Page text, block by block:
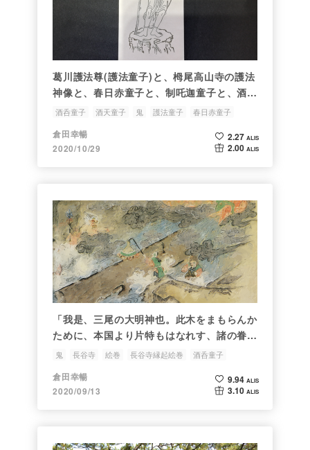
葛川護法尊(護法童子)と、栂尾高山寺の護法
神像と、春日赤童子と、制吒迦童子と、酒呑
童子とのつながり
酒呑童子 酒天童子 鬼 護法童子 春日赤童子
倉田幸暢
2020/10/29
2.27 ALIS
2.00 ALIS
「我是、三尾の大明神也。此木をまもらんか
ために、本国より片特もはなれす、諸の眷属
をひきゐて来る」
鬼 長谷寺 絵巻 長谷寺縁起絵巻 酒呑童子
倉田幸暢
2020/09/13
9.94 ALIS
3.10 ALIS